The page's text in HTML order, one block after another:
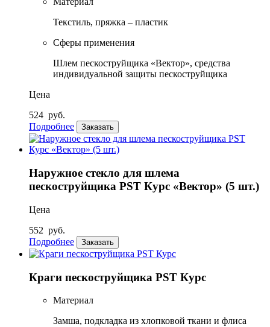
Текстиль, пряжка – пластик
Сферы применения
Шлем пескоструйщика «Вектор», средства
индивидуальной защиты пескоструйщика
Цена
524 руб.
Подробнее
Заказать
Наружное стекло для шлема
пескоструйщика PST Курс «Вектор» (5 шт.)
Цена
552 руб.
Подробнее
Заказать
Краги пескоструйщика PST Курс
Материал
Замша, подкладка из хлопковой ткани и флиса